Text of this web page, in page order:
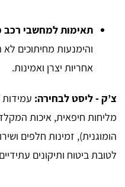
תאימות למחשבי רכב
והימנעות מחיתוכים
אחריות יצרן ואמינות.
צ’ק - ליסט לבחירה:
מליחות חיפאית, איכות
הומוגנית), זמינות חלפים
לטובת ביטוח ותיקונים